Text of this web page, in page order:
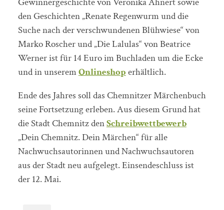
den Geschichten „Renate Regenwurm und die
Suche nach der verschwundenen Blühwiese“ von
Marko Roscher und „Die Lalulas“ von Beatrice
Werner ist für 14 Euro im Buchladen um die Ecke
und in unseremOnlineshop erhältlich.
Ende des Jahres soll das Chemnitzer Märchenbuch
seine Fortsetzung erleben. Aus diesem Grund hat
die Stadt Chemnitz denSchreibwettbewerb
„Dein Chemnitz. Dein Märchen“ für alle
Nachwuchsautorinnen und Nachwuchsautoren
aus der Stadt neu aufgelegt. Einsendeschluss ist
der 12. Mai.